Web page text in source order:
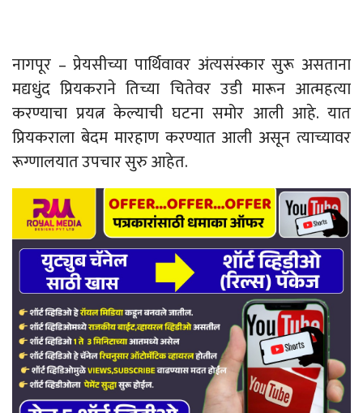
नागपूर – प्रेयसीच्या पार्थिवावर अंत्यसंस्कार सुरू असताना
मद्यधुंद प्रियकराने तिच्या चितेवर उडी मारून आत्महत्या
करण्याचा प्रयत्न केल्याची घटना समोर आली आहे. यात
प्रियकराला बेदम मारहाण करण्यात आली असून त्याच्यावर
रूग्णालयात उपचार सुरु आहेत.